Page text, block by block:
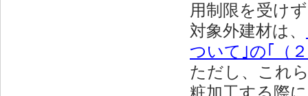
用制限を受け
対象外建材は、
ついて｣の｢（
ただし、これ